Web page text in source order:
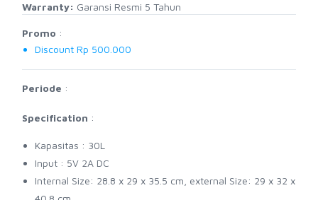
Warranty: Garansi Resmi 5 Tahun
Promo :
Discount Rp 500.000
Periode :
Specification :
Kapasitas : 30L
Input : 5V 2A DC
Internal Size: 28.8 x 29 x 35.5 cm, external Size: 29 x 32 x